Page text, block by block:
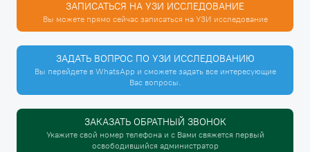
ЗАПИСАТЬСЯ НА УЗИ ИССЛЕДОВАНИЕ
Вы можете прямо сейчас записаться на УЗИ исследование
ЗАДАТЬ ВОПРОС ПО УЗИ ИССЛЕДОВАНИЮ
Вы перейдете в WhatsApp и сможете задать все интересующие
Вас вопросы.
ЗАКАЗАТЬ ОБРАТНЫЙ ЗВОНОК
Укажите свой номер телефона и с Вами свяжется первый
освободившийся администратор